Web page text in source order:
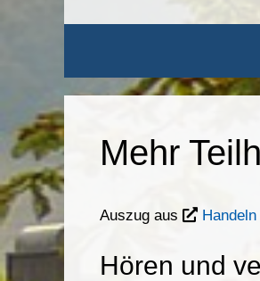
Mehr
Auszug aus
Hören und